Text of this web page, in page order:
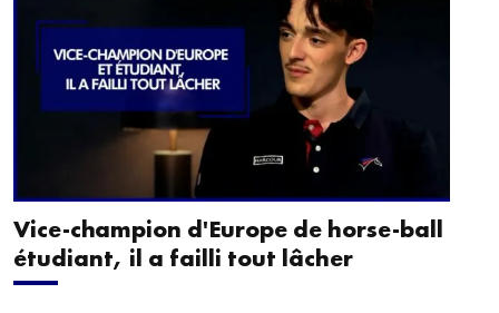
Vice-champion d'Europe de horse-ball et
étudiant, il a failli tout lâcher